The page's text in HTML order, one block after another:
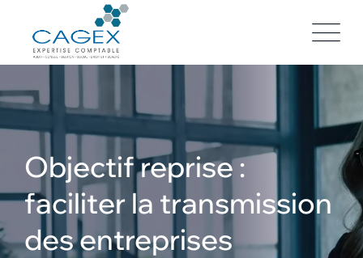
content
Objectif reprise :
faciliter la transmission
des entreprises